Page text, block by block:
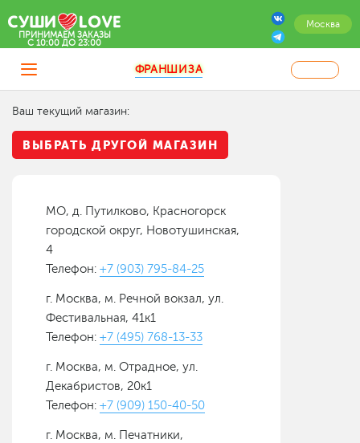
Москва
ПРИНИМАЕМ ЗАКАЗЫ
C 10:00 ДО 23:00
ФРАНШИЗА
Ваш текущий магазин:
ВЫБРАТЬ ДРУГОЙ МАГАЗИН
МО, д. Путилково, Красногорск
городской округ, Новотушинская,
4
Телефон: +7 (903) 795-84-25
г. Москва, м. Речной вокзал, ул.
Фестивальная, 41к1
Телефон: +7 (495) 768-13-33
г. Москва, м. Отрадное, ул.
Декабристов, 20к1
Телефон: +7 (909) 150-40-50
г. Москва, м. Печатники,